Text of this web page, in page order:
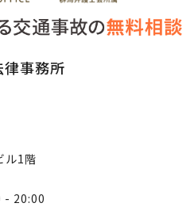
事務所
ル1階
- 20:00